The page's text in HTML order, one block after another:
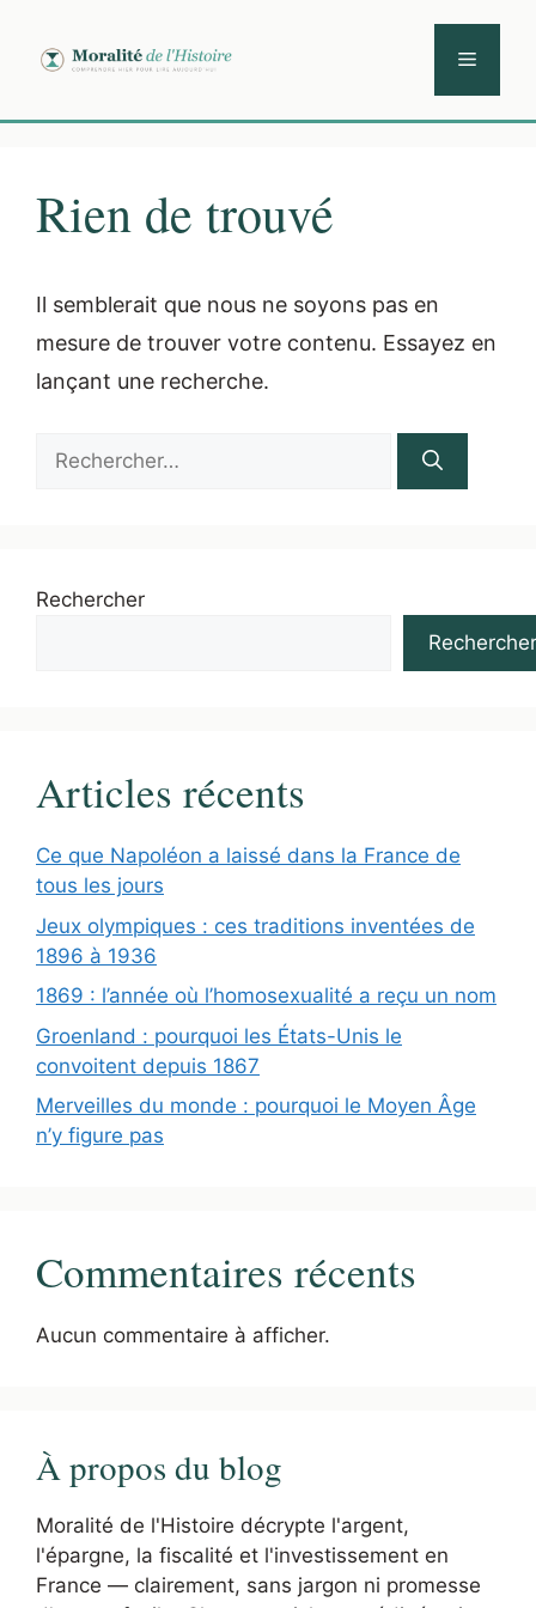
contenu
Menu
Rien de trouvé
Il semblerait que nous ne soyons pas en
mesure de trouver votre contenu. Essayez en
lançant une recherche.
Rechercher :
Rechercher
Rechercher
Articles récents
Ce que Napoléon a laissé dans la France de
tous les jours
Jeux olympiques : ces traditions inventées de
1896 à 1936
1869 : l’année où l’homosexualité a reçu un nom
Groenland : pourquoi les États-Unis le
convoitent depuis 1867
Merveilles du monde : pourquoi le Moyen Âge
n’y figure pas
Commentaires récents
Aucun commentaire à afficher.
À propos du blog
Moralité de l'Histoire décrypte l'argent,
l'épargne, la fiscalité et l'investissement en
France — clairement, sans jargon ni promesse